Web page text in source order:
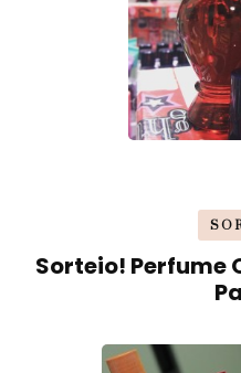
Sorteio! Perfume